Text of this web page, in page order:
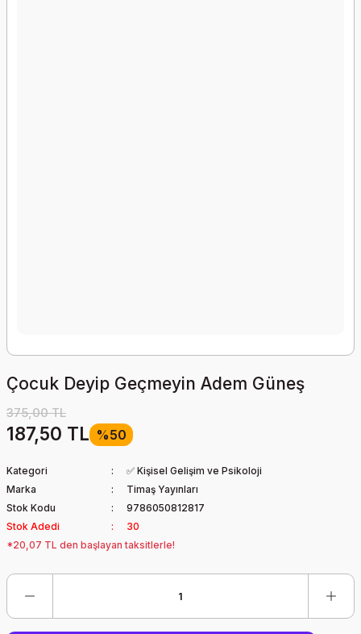
Çocuk Deyip Geçmeyin Adem Güneş
375,00 TL
187,50 TL %50
Kategori
✅ Kişisel Gelişim ve Psikoloji
Marka
Timaş Yayınları
Stok Kodu
9786050812817
Stok Adedi
30
*20,07 TL den başlayan taksitlerle!